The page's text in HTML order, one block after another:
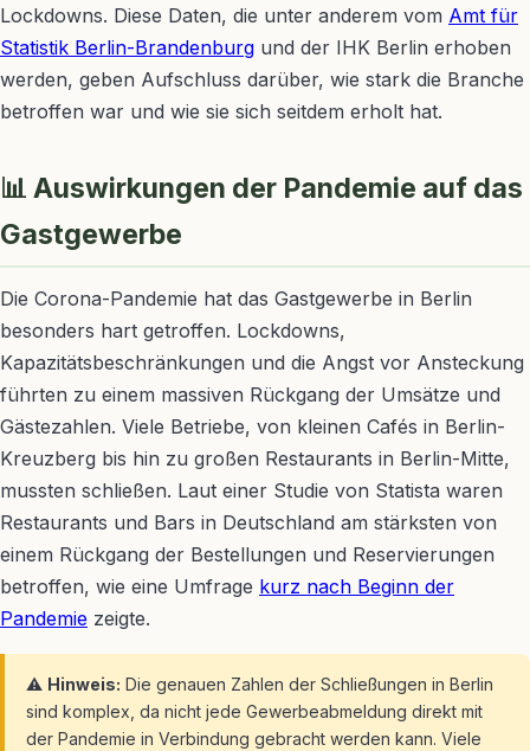
Lockdowns. Diese Daten, die unter anderem vom Amt für
Statistik Berlin-Brandenburg und der IHK Berlin erhoben
werden, geben Aufschluss darüber, wie stark die Branche
betroffen war und wie sie sich seitdem erholt hat.
📊 Auswirkungen der Pandemie auf das
Gastgewerbe
Die Corona-Pandemie hat das Gastgewerbe in Berlin
besonders hart getroffen. Lockdowns,
Kapazitätsbeschränkungen und die Angst vor Ansteckung
führten zu einem massiven Rückgang der Umsätze und
Gästezahlen. Viele Betriebe, von kleinen Cafés in Berlin-
Kreuzberg bis hin zu großen Restaurants in Berlin-Mitte,
mussten schließen. Laut einer Studie von Statista waren
Restaurants und Bars in Deutschland am stärksten von
einem Rückgang der Bestellungen und Reservierungen
betroffen, wie eine Umfrage kurz nach Beginn der
Pandemie zeigte.
⚠️ Hinweis: Die genauen Zahlen der Schließungen in Berlin
sind komplex, da nicht jede Gewerbeabmeldung direkt mit
der Pandemie in Verbindung gebracht werden kann. Viele